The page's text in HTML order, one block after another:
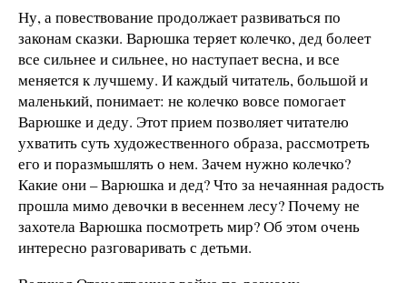
Ну, а повествование продолжает развиваться по
законам сказки. Варюшка теряет колечко, дед болеет
все сильнее и сильнее, но наступает весна, и все
меняется к лучшему. И каждый читатель, большой и
маленький, понимает: не колечко вовсе помогает
Варюшке и деду. Этот прием позволяет читателю
ухватить суть художественного образа, рассмотреть
его и поразмышлять о нем. Зачем нужно колечко?
Какие они – Варюшка и дед? Что за нечаянная радость
прошла мимо девочки в весеннем лесу? Почему не
захотела Варюшка посмотреть мир? Об этом очень
интересно разговаривать с детьми.